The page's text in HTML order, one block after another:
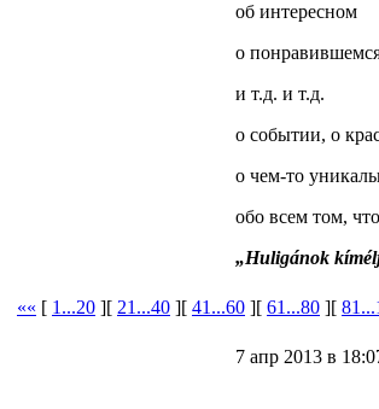
об интересном
о
и т.д. и т.д.
о событии, о
о чем-то
обо всем том,
„Huligánok
«« [ 1...20 ][ 21...40 ][ 41...60 ][ 61...80 ][
7 апр 2013 в